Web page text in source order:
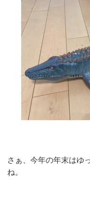
さぁ、今年の年末はゆ
ね。